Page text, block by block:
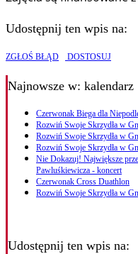
Udostępnij ten wpis na:
ZGŁOŚ BŁĄD DOSTOSUJ
Najnowsze w: kalendarz
Czerwonak Biega dla
Rozwiń Swoje Skrzydła w
Rozwiń Swoje Skrzydła w
Rozwiń Swoje Skrzydła w
Nie Dokazuj! Największe
Pawluśkiewicza - koncert
Czerwonak Cross Duathlon
Rozwiń Swoje Skrzydła w
Udostępnij ten wpis na: